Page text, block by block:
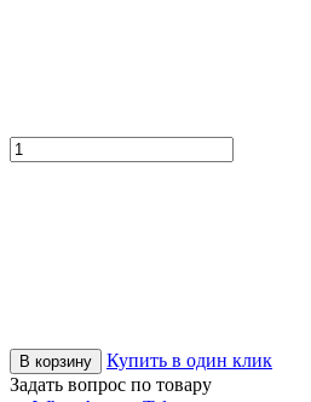
В корзину
Купить в один клик
Задать вопрос по товару